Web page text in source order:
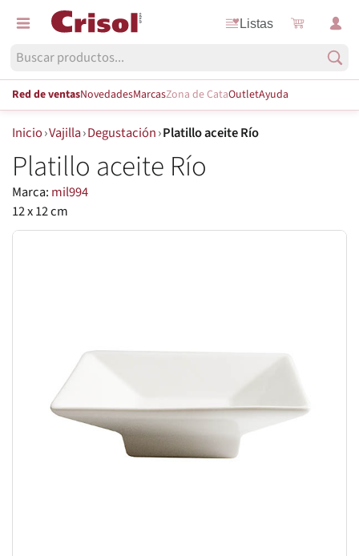
Listas
Red de ventasNovedadesMarcasZona de CataOutletAyuda
Inicio›Vajilla›Degustación›Platillo aceite Río
Platillo aceite Río
Marca: mil994
12 x 12 cm